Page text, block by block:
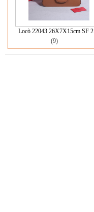
Locò 22043 26X7X15cm SF 2
(9)